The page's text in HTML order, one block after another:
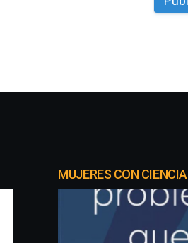
MUJERES CON CIENCIA